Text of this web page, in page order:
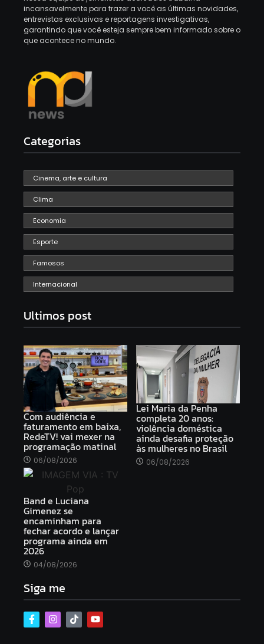
incansavelmente para trazer a você as últimas novidades,
entrevistas exclusivas e reportagens investigativas,
garantindo que você esteja sempre bem informado sobre o
que acontece no mundo.
Categorias
Cinema, arte e cultura
Clima
Economia
Esporte
Famosos
Internacional
Ultimos post
Com audiência e
faturamento em baixa,
RedeTV! vai mexer na
programação matinal
06/08/2026
Lei Maria da Penha
completa 20 anos:
violência doméstica
ainda desafia proteção
às mulheres no Brasil
06/08/2026
Band e Luciana
Gimenez se
encaminham para
fechar acordo e lançar
programa ainda em
2026
04/08/2026
Siga me